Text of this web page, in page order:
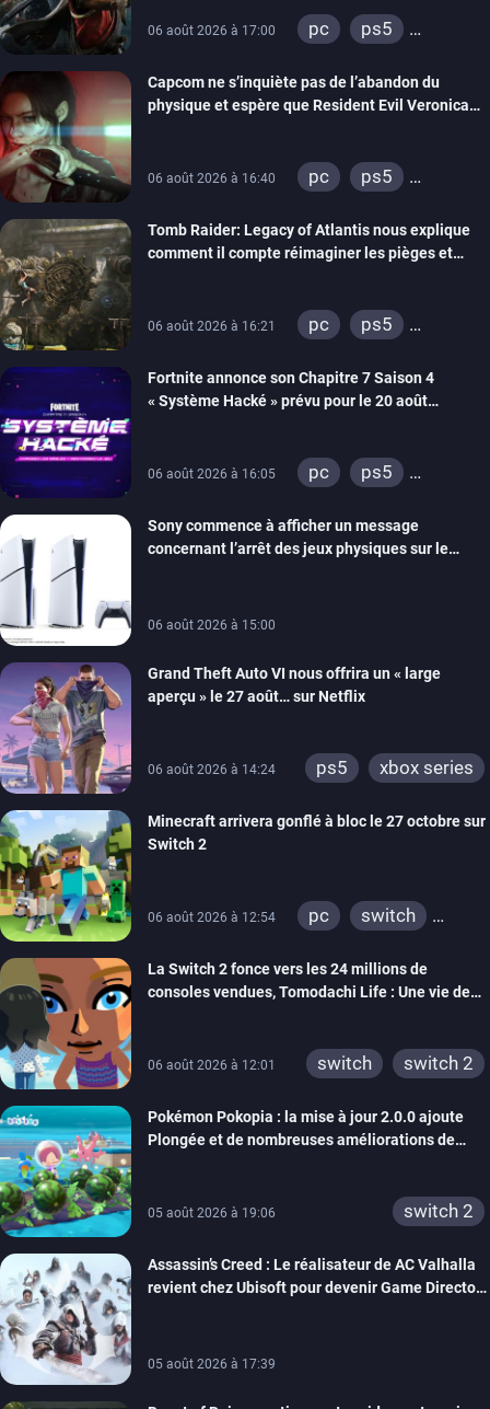
06 août 2026 à 17:00 pc
ps5
switch 2
Capcom ne s’inquiète pas de l’abandon du
physique et espère que Resident Evil Veronica
06 août 2026 à 16:40 pc
ps5
switch 2
Tomb Raider: Legacy of Atlantis nous explique
comment il compte réimaginer les pièges et
06 août 2026 à 16:21 pc
ps5
switch 2
Fortnite annonce son Chapitre 7 Saison 4
« Système Hacké » prévu pour le 20 août
06 août 2026 à 16:05 pc
ps5
switch
ios
android
ps4
Sony commence à afficher un message
concernant l’arrêt des jeux physiques sur le
06 août 2026 à 15:00
Grand Theft Auto VI nous offrira un « large
aperçu » le 27 août… sur Netflix
06 août 2026 à 14:24 ps5 xbox series
Minecraft arrivera gonflé à bloc le 27 octobre sur
Switch 2
06 août 2026 à 12:54 pc
switch
xbox one
wiiu
3ds
ps3
switch 2
La Switch 2 fonce vers les 24 millions de
consoles vendues, Tomodachi Life : Une vie de
06 août 2026 à 12:01 switch switch 2
Pokémon Pokopia : la mise à jour 2.0.0 ajoute
Plongée et de nombreuses améliorations de
05 août 2026 à 19:06 switch 2
Assassin’s Creed : Le réalisateur de AC Valhalla
revient chez Ubisoft pour devenir Game Director
05 août 2026 à 17:39